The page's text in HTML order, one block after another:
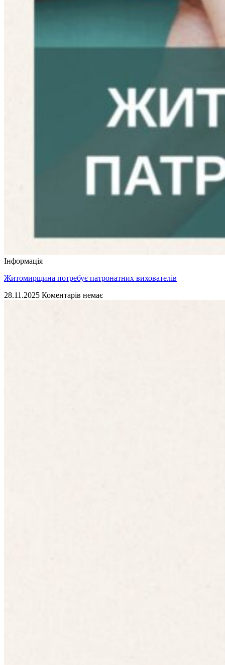
Інформація
Житомирщина потребує патронатних вихователів
28.11.2025 Коментарів немає